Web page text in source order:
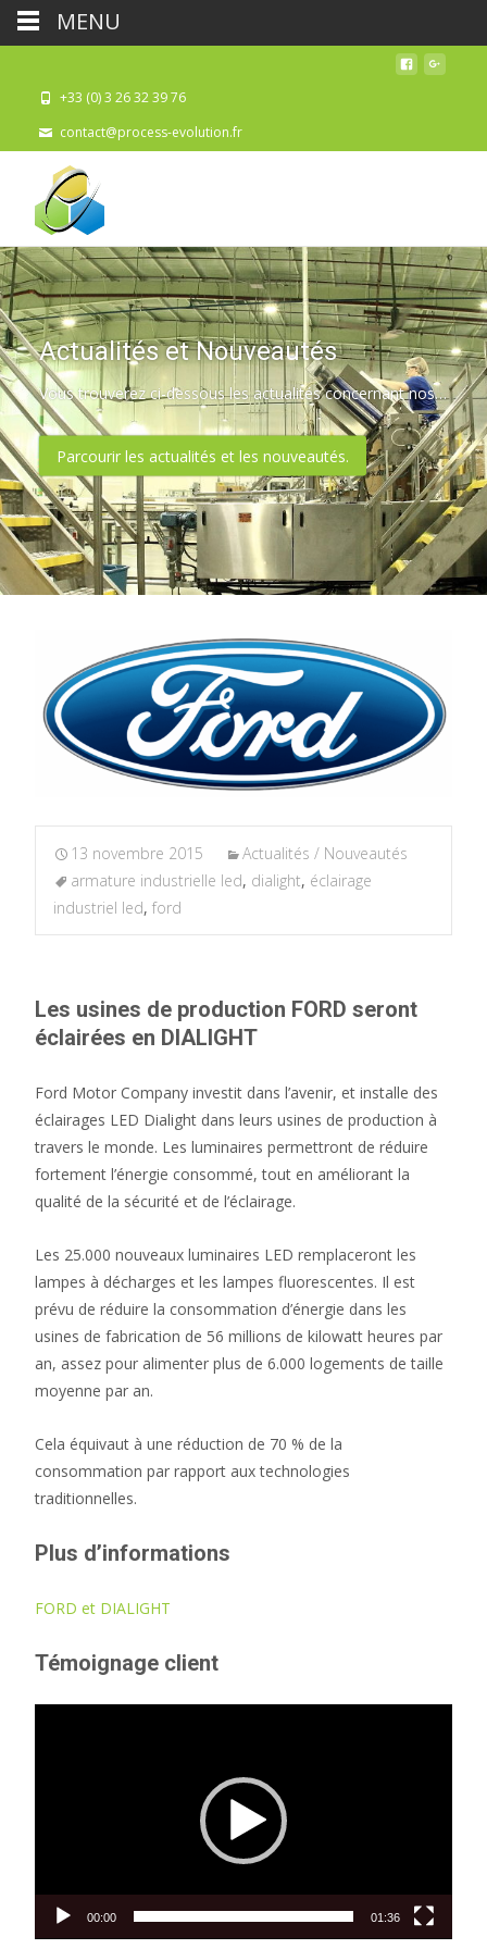
+33 (0) 3 26 32 39 76
contact@process-evolution.fr
Actualités et Nouveautés
Vous trouverez ci-dessous les actualités concernant nos nouveaux produits, les salons auxquels nous ou nos fabricants participent, des informations financières, et des renseignements techniques.
Parcourir les actualités et les nouveautés.
13 novembre 2015
Actualités / Nouveautés
armature industrielle led, dialight, éclairage
industriel led, ford
Les usines de production FORD seront
éclairées en DIALIGHT
Ford Motor Company investit dans l’avenir, et installe des
éclairages LED Dialight dans leurs usines de production à
travers le monde. Les luminaires permettront de réduire
fortement l’énergie consommé, tout en améliorant la
qualité de la sécurité et de l’éclairage.
Les 25.000 nouveaux luminaires LED remplaceront les
lampes à décharges et les lampes fluorescentes. Il est
prévu de réduire la consommation d’énergie dans les
usines de fabrication de 56 millions de kilowatt heures par
an, assez pour alimenter plus de 6.000 logements de taille
moyenne par an.
Cela équivaut à une réduction de 70 % de la
consommation par rapport aux technologies
traditionnelles.
Plus d’informations
FORD et DIALIGHT
Témoignage client
00:00 01:36
MENU